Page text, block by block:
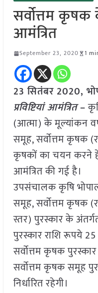
सर्वोत्तम कृषक
आमंत्रित
September 23, 2020 1
23 सितंबर 2020,
प्रविष्टियां आमंत्रित–
(आत्मा) के मूल्यांकन
समूह, सर्वोत्तम कृषक
कृषकों का चयन करने
आमंत्रित की गई है।
उपसंचालक कृषि
समूह, सर्वोत्तम कृषक
स्तर) पुरस्कार के
पुरस्कार राशि रूपये
सर्वोत्तम कृषक
सर्वोत्तम कृषक समूह
निर्धारित रहेगी।